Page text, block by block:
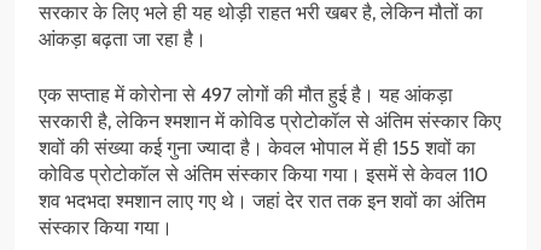
सरकार के लिए भले ही यह थोड़ी राहत भरी खबर है, लेकिन मौतों का
आंकड़ा बढ़ता जा रहा है।
एक सप्ताह में कोरोना से 497 लोगों की मौत हुई है। यह आंकड़ा
सरकारी है, लेकिन श्मशान में कोविड प्रोटोकॉल से अंतिम संस्कार किए
शवों की संख्या कई गुना ज्यादा है। केवल भोपाल में ही 155 शवों का
कोविड प्रोटोकॉल से अंतिम संस्कार किया गया। इसमें से केवल 110
शव भदभदा श्मशान लाए गए थे। जहां देर रात तक इन शवों का अंतिम
संस्कार किया गया।